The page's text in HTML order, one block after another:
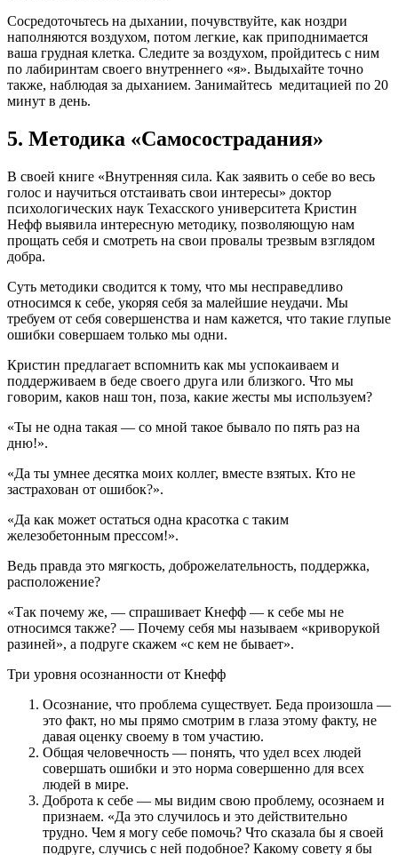
Сосредоточьтесь на дыхании, почувствуйте, как ноздри
наполняются воздухом, потом легкие, как приподнимается
ваша грудная клетка. Следите за воздухом, пройдитесь с ним
по лабиринтам своего внутреннего «я». Выдыхайте точно
также, наблюдая за дыханием. Занимайтесь медитацией по 20
минут в день.
5. Методика «Самосострадания»
В своей книге «Внутренняя сила. Как заявить о себе во весь
голос и научиться отстаивать свои интересы» доктор
психологических наук Техасского университета Кристин
Нефф выявила интересную методику, позволяющую нам
прощать себя и смотреть на свои провалы трезвым взглядом
добра.
Суть методики сводится к тому, что мы несправедливо
относимся к себе, укоряя себя за малейшие неудачи. Мы
требуем от себя совершенства и нам кажется, что такие глупые
ошибки совершаем только мы одни.
Кристин предлагает вспомнить как мы успокаиваем и
поддерживаем в беде своего друга или близкого. Что мы
говорим, каков наш тон, поза, какие жесты мы используем?
«Ты не одна такая — со мной такое бывало по пять раз на
дню!».
«Да ты умнее десятка моих коллег, вместе взятых. Кто не
застрахован от ошибок?».
«Да как может остаться одна красотка с таким
железобетонным прессом!».
Ведь правда это мягкость, доброжелательность, поддержка,
расположение?
«Так почему же, — спрашивает Кнефф — к себе мы не
относимся также? — Почему себя мы называем «криворукой
разиней», а подруге скажем «с кем не бывает».
Три уровня осознанности от Кнефф
Осознание, что проблема существует. Беда произошла —
это факт, но мы прямо смотрим в глаза этому факту, не
давая оценку своему в том участию.
Общая человечность — понять, что удел всех людей
совершать ошибки и это норма совершенно для всех
людей в мире.
Доброта к себе — мы видим свою проблему, осознаем и
признаем. «Да это случилось и это действительно
трудно. Чем я могу себе помочь? Что сказала бы я своей
подруге, случись с ней подобное? Какому совету я бы